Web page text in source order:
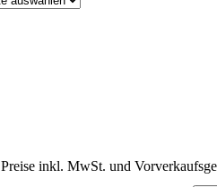
Preise inkl. MwSt. und